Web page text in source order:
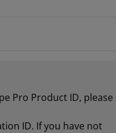
Pro Product ID, please
ID. If you have not